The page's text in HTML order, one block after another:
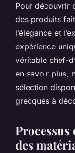
Pour découvrir
des produits
l’élégance et
expérience
véritable chef-
en savoir plus,
sélection
grecques à
des